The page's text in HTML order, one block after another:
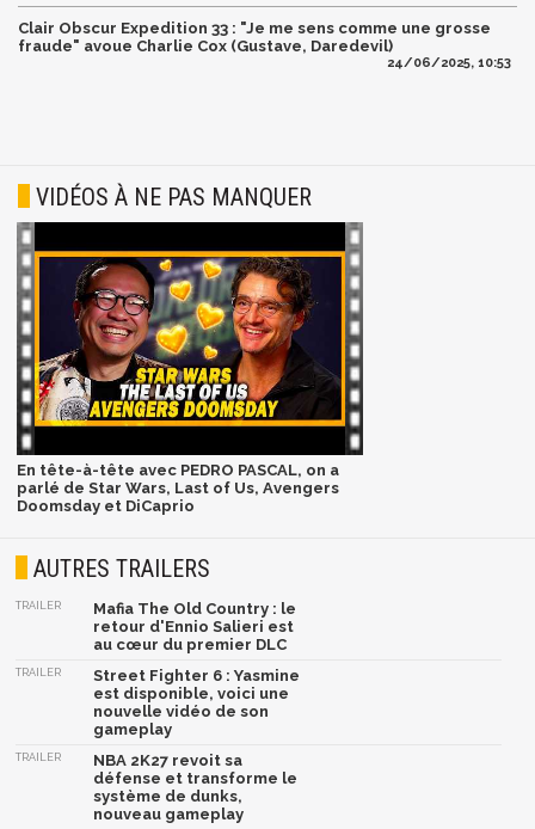
Clair Obscur Expedition 33 : "Je me sens comme une grosse
fraude" avoue Charlie Cox (Gustave, Daredevil)
24/06/2025, 10:53
VIDÉOS À NE PAS MANQUER
En tête-à-tête avec PEDRO PASCAL, on a
parlé de Star Wars, Last of Us, Avengers
Doomsday et DiCaprio
AUTRES TRAILERS
TRAILER
Mafia The Old Country : le
retour d'Ennio Salieri est
au cœur du premier DLC
TRAILER
Street Fighter 6 : Yasmine
est disponible, voici une
nouvelle vidéo de son
gameplay
TRAILER
NBA 2K27 revoit sa
défense et transforme le
système de dunks,
nouveau gameplay